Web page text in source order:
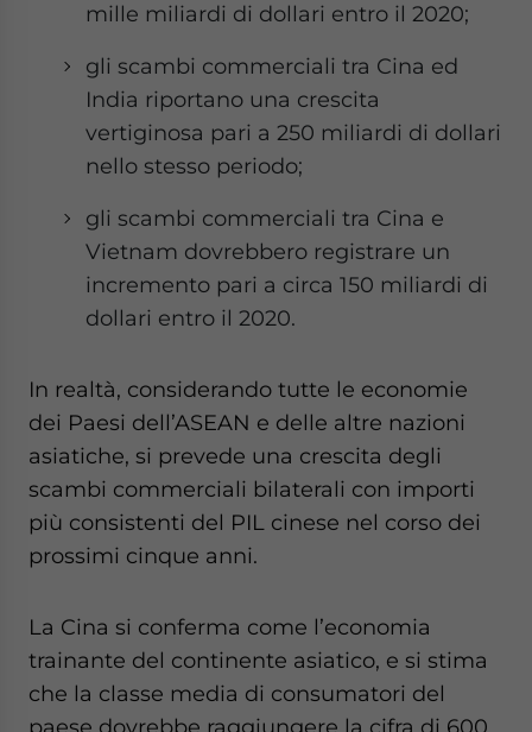
mille miliardi di dollari entro il 2020;
gli scambi commerciali tra Cina ed
India riportano una crescita
vertiginosa pari a 250 miliardi di dollari
nello stesso periodo;
gli scambi commerciali tra Cina e
Vietnam dovrebbero registrare un
incremento pari a circa 150 miliardi di
dollari entro il 2020.
In realtà, considerando tutte le economie
dei Paesi dell’ASEAN e delle altre nazioni
asiatiche, si prevede una crescita degli
scambi commerciali bilaterali con importi
più consistenti del PIL cinese nel corso dei
prossimi cinque anni.
La Cina si conferma come l’economia
trainante del continente asiatico, e si stima
che la classe media di consumatori del
paese dovrebbe raggiungere la cifra di 600